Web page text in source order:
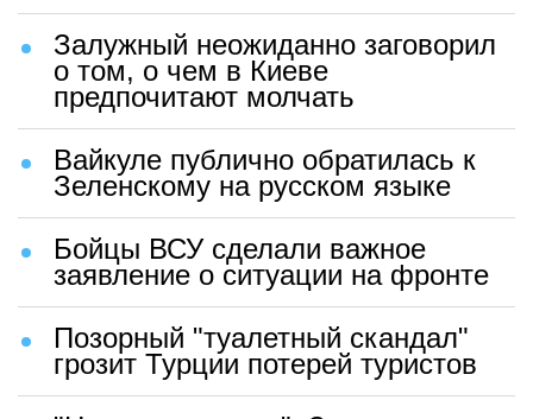
Залужный неожиданно заговорил
о том, о чем в Киеве
предпочитают молчать
Вайкуле публично обратилась к
Зеленскому на русском языке
Бойцы ВСУ сделали важное
заявление о ситуации на фронте
Позорный "туалетный скандал"
грозит Турции потерей туристов